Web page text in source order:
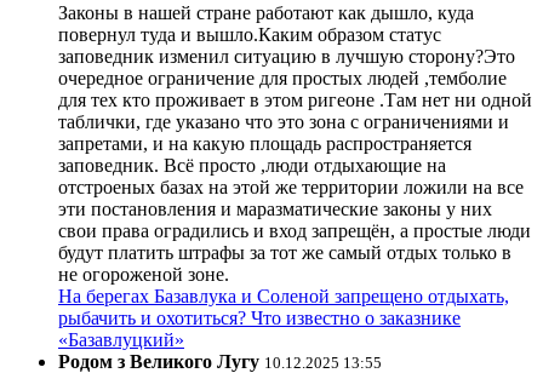
Законы в нашей стране работают как дышло, куда
повернул туда и вышло.Каким образом статус
заповедник изменил ситуацию в лучшую сторону?Это
очередное ограничение для простых людей ,темболие
для тех кто проживает в этом ригеоне .Там нет ни одной
таблички, где указано что это зона с ограничениями и
запретами, и на какую площадь распространяется
заповедник. Всё просто ,люди отдыхающие на
отстроеных базах на этой же территории ложили на все
эти постановления и маразматические законы у них
свои права оградились и вход запрещён, а простые люди
будут платить штрафы за тот же самый отдых только в
не огороженой зоне.
На берегах Базавлука и Соленой запрещено отдыхать,
рыбачить и охотиться? Что известно о заказнике
«Базавлуцкий»
Родом з Великого Лугу 10.12.2025 13:55